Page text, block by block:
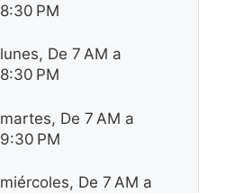
8:30 PM
lunes, De 7 AM a
8:30 PM
martes, De 7 AM a
9:30 PM
miércoles, De 7 AM a